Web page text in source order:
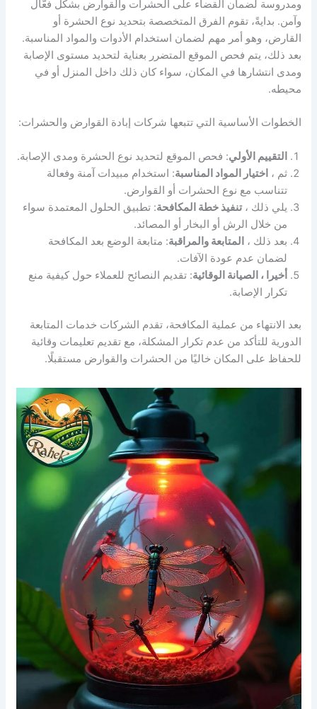
ومدروسة لضمان القضاء على الحشرات والقوارض بشكل فعّال
وآمن. بدايةً، تقوم الفرق المتخصصة بتحديد نوع الحشرة أو
القارض، وهو أمر مهم لضمان استخدام الأدوات والمواد المناسبة.
بعد ذلك، يتم فحص الموقع المتضرر بعناية لتحديد مستوى الإصابة
ومدى انتشارها في المكان، سواء كان ذلك داخل المنزل أو في
محيطه.
الخطوات الأساسية التي تتبعها شركات إبادة القوارض والحشرات:
التقييم الأولي: فحص الموقع لتحديد نوع الحشرة ومدى الإصابة.
ثم ، اختيار المواد المناسبة: استخدام مبيدات آمنة وفعالة
تتناسب مع نوع الحشرات أو القوارض.
يلي ذلك ،تنفيذ خطة المكافحة: تطبيق الحلول المعتمدة سواء
من خلال الرش أو البخار أو المصائد.
بعد ذلك ، المتابعة والمراقبة: متابعة الوضع بعد المكافحة
لضمان عدم عودة الآفات.
أخيرا ، الصيانة الوقائية: تقديم النصائح للعملاء حول كيفية منع
تكرار الإصابة.
بعد الانتهاء من عملية المكافحة، تقدم الشركات خدمات المتابعة
الدورية للتأكد من عدم تكرار المشكلة، مع تقديم تعليمات وقائية
للحفاظ على المكان خاليًا من الحشرات والقوارض مستقبلًا.